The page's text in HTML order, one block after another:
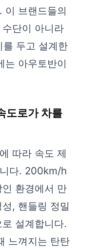
이 브랜드들의
단이 아니라
를 두고 설계한
는 아우토반이
도로가 차를
따라 속도 제
다. 200km/h
환경에서 만
, 핸들링 정밀
설계합니다.
느껴지는 탄탄